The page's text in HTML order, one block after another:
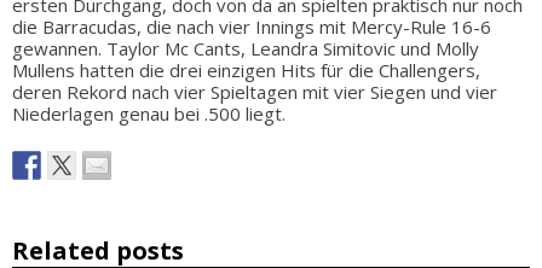
die Barracudas, die nach vier Innings mit Mercy-Rule 16-6
gewannen. Taylor Mc Cants, Leandra Simitovic und Molly
Mullens hatten die drei einzigen Hits für die Challengers,
deren Rekord nach vier Spieltagen mit vier Siegen und vier
Niederlagen genau bei .500 liegt.
Related posts